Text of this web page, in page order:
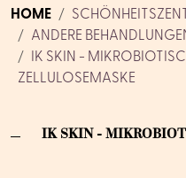
HOME
ANDERE
IK SKIN -
ZELLULOSEMASKE
IK SKIN -